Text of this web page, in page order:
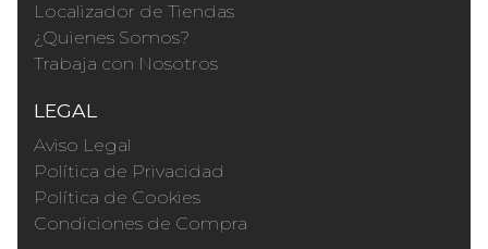
Localizador de Tiendas
¿Quienes Somos?
Trabaja con Nosotros
LEGAL
Aviso Legal
Política de Privacidad
Política de Cookies
Condiciones de Compra